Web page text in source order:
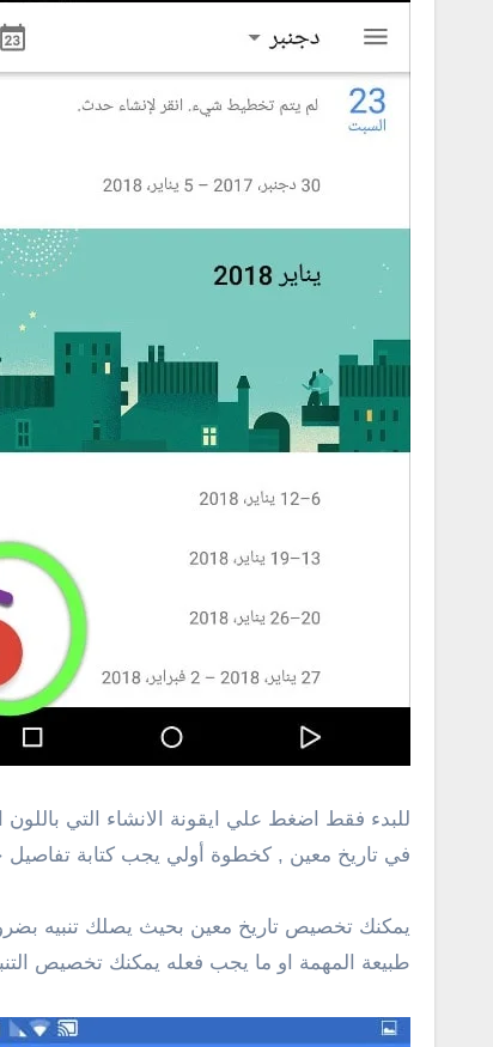
للبدء فقط اضغط علي ايقونة الانشاء التي
في تاريخ معين , كخطوة أولي يجب كتابة
يمكنك تخصيص تاريخ معين بحيث يصلك تنبيه
طبيعة المهمة او ما يجب فعله يمكنك تخصيص